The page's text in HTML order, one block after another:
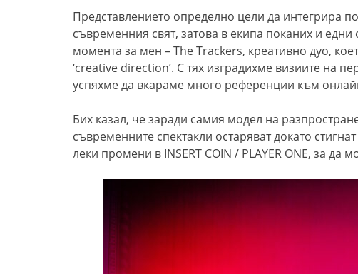
Представлението определно цели да интегрира
съвременния свят, затова в екипа поканих и едни
момента за мен – The Trackers, креативно дуо,
‘creative direction’. С тях изградихме визиите на
успяхме да вкараме много референции към
Бих казал, че заради самия модел на
съвременните спектакли остаряват докато
леки промени в INSERT COIN / PLAYER ONE, за да